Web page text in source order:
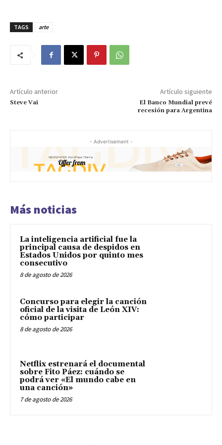
TAGS arte
Artículo anterior
Steve Vai
Artículo siguiente
El Banco Mundial prevé
recesión para Argentina
- Advertisement -
Más noticias
La inteligencia artificial fue la
principal causa de despidos en
Estados Unidos por quinto mes
consecutivo
8 de agosto de 2026
Concurso para elegir la canción
oficial de la visita de León XIV:
cómo participar
8 de agosto de 2026
Netflix estrenará el documental
sobre Fito Páez: cuándo se
podrá ver «El mundo cabe en
una canción»
7 de agosto de 2026